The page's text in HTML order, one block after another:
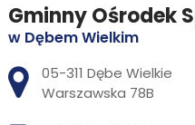
Gminny Ośrodek
w Dębem Wielkim
Adres pocztowy:
05-311 Dębe Wielkie
Warszawska 78B